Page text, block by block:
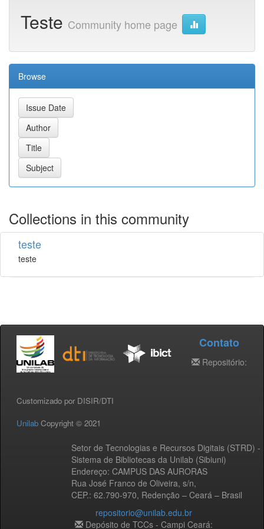
Teste Community home page
Browse
Collections in this community
teste
teste
Customizado por DISIR/DTI
Unilab Copyright © 2021
Setor de Tecnologias e Recursos Digitais (STRD) -
Sistema de Bibliotecas da Unilab (Sibiuni)
Endereço: CAMPUS DAS AURORAS
Rua José Franco de Oliveira, s/n,
CEP.: 62.790-970, Redenção – Ceará – Brasil
Contato
Repositório:
repositorio@unilab.edu.br
Depósito de TCCs - Campi Ceará: